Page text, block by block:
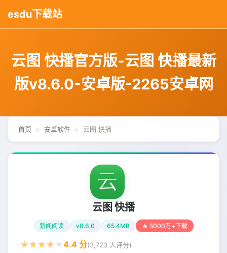
esdu下载站
云图 快播官方版-云图 快播最新
版v8.6.0-安卓版-2265安卓网
首页 安卓软件 云图 快播
云图 快播
新闻阅读 v8.6.0 65.4MB 🔥 5000万+下载
★ ★ ★ ★ ★4.4 分(3,723 人评分)